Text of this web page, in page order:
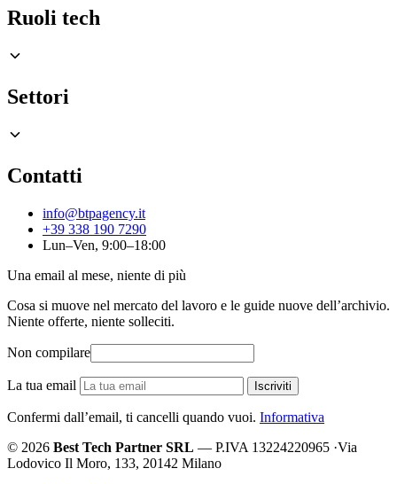
Ruoli tech
Settori
Contatti
info@btpagency.it
+39 338 190 7290
Lun–Ven, 9:00–18:00
Una email al mese, niente di più
Cosa si muove nel mercato del lavoro e le guide nuove dell’archivio.
Niente offerte, niente solleciti.
Non compilare
La tua email Iscriviti
Confermi dall’email, ti cancelli quando vuoi. Informativa
© 2026 Best Tech Partner SRL — P.IVA 13224220965 ·Via
Lodovico Il Moro, 133, 20142 Milano